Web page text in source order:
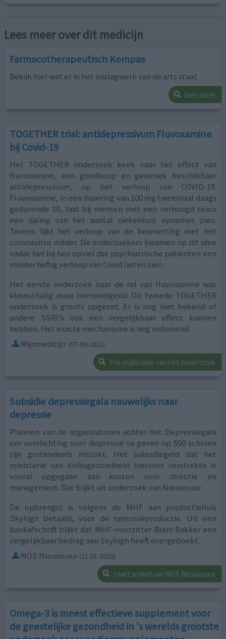
Lees meer over dit medicijn
Farmacotherapeutisch Kompas
Bekijk hier wat er in het naslagwerk van de arts staat
lees meer
TOGETHER trial: antidepressivum Fluvoxamine
bij Covid-19
Het TOGETHER onderzoek keek naar het effect van
fluvoxamine, een goedkoop en generiek beschikbaar
antidepressivum, op het verloop van COVID-19.
Fluvoxamine, in een dosering van 100 mg tweemaal daags
gedurende 10, laat bij mensen met een verhoogd risico
een daling van het aantal ziekenhuis opnames zien.
Tevens lijkt het verloop van de besmetting met het
coronavirus milder. De onderzoekers kwamen op dit idee
nadat het bij hen opviel dat psychiatrische patiënten een
minder heftig verloop van Covid lieten zien.
Het eerste onderzoek naar de rol van fluvoxamine was
kleinschalig maar bemoedigend. Dit tweede TOGETHER
onderzoek is groots opgezet. Er is nog niet bekend of
andere SSRI’s ook een vergelijkbaar effect kunnen
hebben. Het exacte mechanisme is nog onbekend.
Mijnmedicijn (07-09-2021)
Pre-publicatie van het onderzoek
Subsidie depressiegala nauwelijks naar
depressie
Plannen van de organisatoren achter het Depressiegala
om voorlichting over depressie te geven op 500 scholen
zijn grotendeels mislukt. Het subsidiegeld dat het
ministerie van Volksgezondheid hiervoor verstrekte is
vooral opgegaan aan kosten voor directie en
management. Dat blijkt uit onderzoek van Nieuwsuur.
De opbrengst is volgens de MHF aan productiehuis
Skyhigh betaald, voor de televisieproductie. Uit een
bankafschrift blijkt dat MHF-voorzitter Bram Bakker een
vergelijkbaar bedrag aan Skyhigh heeft overgeboekt.
NOS Nieuwsuur (21-01-2020)
naart artikel van NOS Nieuwsuur
Omega-3 is meest effectieve supplement voor
de geestelijke gezondheid in 's werelds grootste